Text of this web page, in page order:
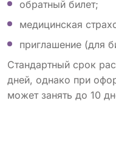
обратный билет;
медицинская
приглашение (для
Стандартный срок
дней, однако при
может занять до 10